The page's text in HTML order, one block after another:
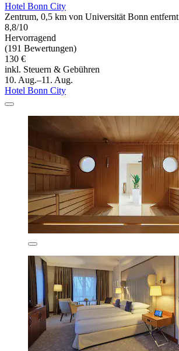
Hotel Bonn City
Zentrum, 0,5 km von Universität Bonn entfernt
8,8/10
Hervorragend
(191 Bewertungen)
130 €
inkl. Steuern & Gebühren
10. Aug.–11. Aug.
Hotel Bonn City